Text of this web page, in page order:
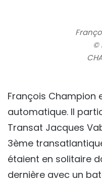
©
François Champion
automatique. Il
Transat Jacques
3ème
étaient en solitaire
dernière avec un